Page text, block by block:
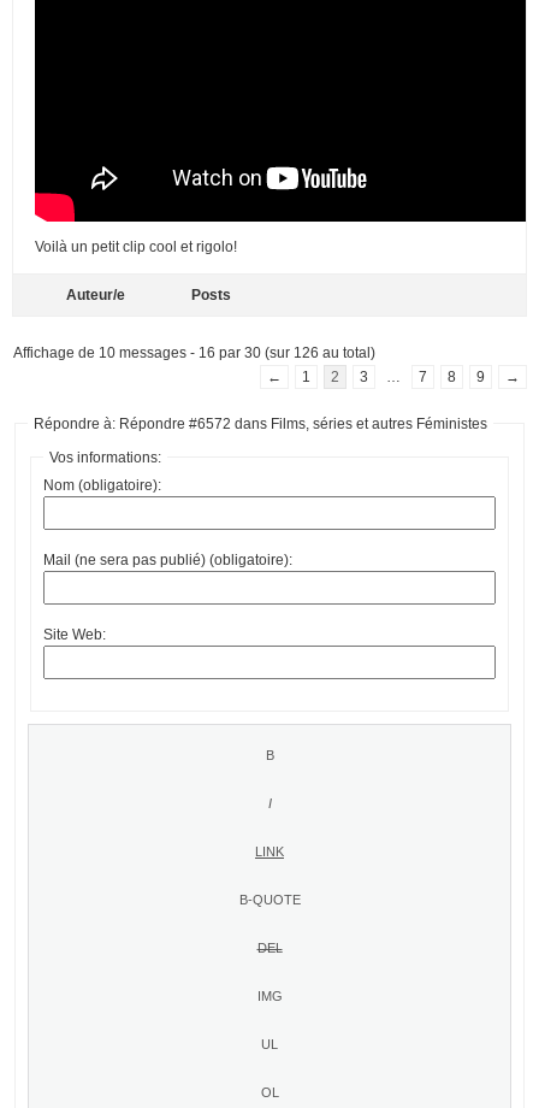
Voilà un petit clip cool et rigolo!
Auteur/e Posts
Affichage de 10 messages - 16 par 30 (sur 126 au total)
←
1 2 3 7 8 9 →
Répondre à: Répondre #6572 dans Films, séries et autres Féministes
Vos informations:
Nom (obligatoire):
Mail (ne sera pas publié) (obligatoire):
Site Web: